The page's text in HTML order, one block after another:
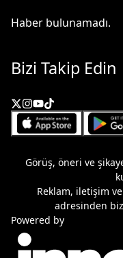
Haber bulunamadı.
Bizi Takip Edin
Görüş, öneri ve
Reklam, iletişim
adresinden
Powered by